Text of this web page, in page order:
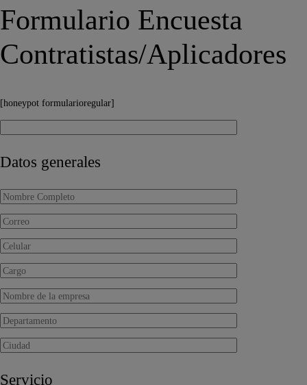
Formulario Encuesta
Contratistas/Aplicadores
[honeypot formularioregular]
Datos generales
Servicio